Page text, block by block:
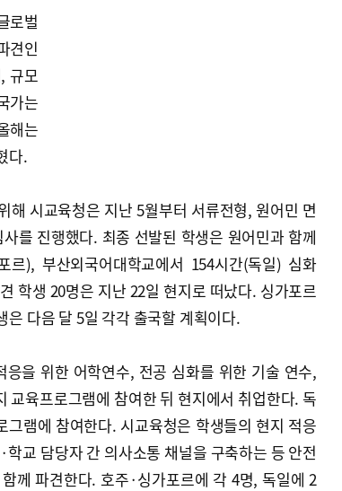
로벌
견인
규모
가는
해는
다.
해 시교육청은 지난 5월부터 서류전형, 원어민 면
를 진행했다. 최종 선발된 학생은 원어민과 함께
르), 부산외국어대학교에서 154시간(독일) 심화
학생 20명은 지난 22일 현지로 떠났다. 싱가포르
다음 달 5일 각각 출국할 계획이다.
을 위한 어학연수, 전공 심화를 위한 기술 연수,
교육프로그램에 참여한 뒤 현지에서 취업한다. 독
램에 참여한다. 시교육청은 학생들의 현지 적응
교 담당자 간 의사소통 채널을 구축하는 등 안전
께 파견한다. 호주·싱가포르에 각 4명, 독일에 2